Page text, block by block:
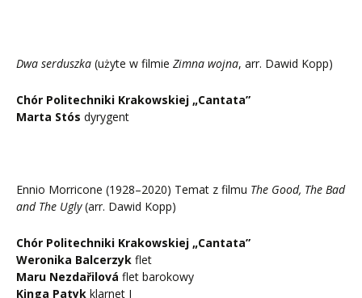
Dwa serduszka (użyte w filmie Zimna wojna, arr. Dawid Kopp)
Chór Politechniki Krakowskiej „Cantata”
Marta Stós dyrygent
Ennio Morricone (1928–2020) Temat z filmu The Good, The Bad
and The Ugly(arr. Dawid Kopp)
Chór Politechniki Krakowskiej „Cantata”
Weronika Balcerzyk flet
Maru Nezdařilová flet barokowy
Kinga Patyk klarnet I